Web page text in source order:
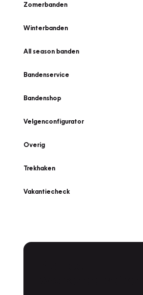
Zomerbanden
Winterbanden
All season banden
Bandenservice
Bandenshop
Velgenconfigurator
Overig
Trekhaken
Vakantiecheck